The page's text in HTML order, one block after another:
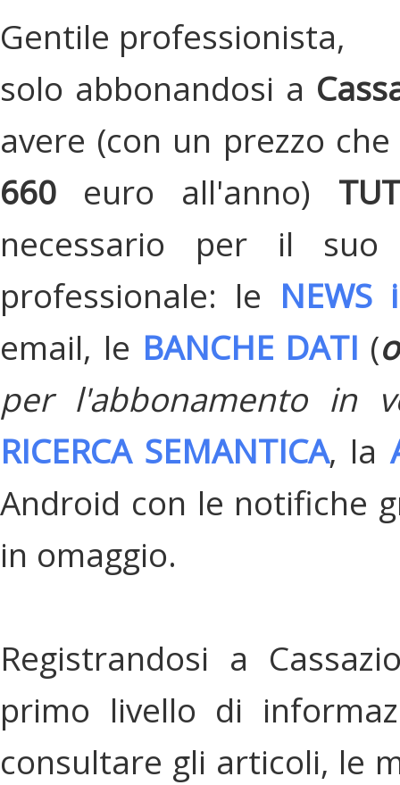
Gentile professionista,
solo abbonandosi a
avere (con un prezzo
660 euro all'anno)
necessario per il suo
professionale: le
email, le BANCHE DATI (
per l'abbonamento in
RICERCA SEMANTICA, la
Android con le notifiche
in omaggio.
Registrandosi a
primo livello di
consultare gli articoli, le